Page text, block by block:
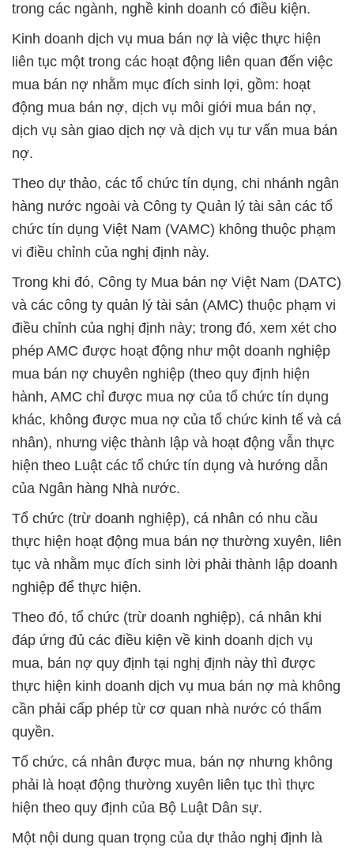
trong các ngành, nghề kinh doanh có điều kiện.
Kinh doanh dịch vụ mua bán nợ là việc thực hiện
liên tục một trong các hoạt động liên quan đến việc
mua bán nợ nhằm mục đích sinh lợi, gồm: hoạt
động mua bán nợ, dịch vụ môi giới mua bán nợ,
dịch vụ sàn giao dịch nợ và dịch vụ tư vấn mua bán
nợ.
Theo dự thảo, các tổ chức tín dụng, chi nhánh ngân
hàng nước ngoài và Công ty Quản lý tài sản các tổ
chức tín dụng Việt Nam (VAMC) không thuộc phạm
vi điều chỉnh của nghị định này.
Trong khi đó, Công ty Mua bán nợ Việt Nam (DATC)
và các công ty quản lý tài sản (AMC) thuộc phạm vi
điều chỉnh của nghị định này; trong đó, xem xét cho
phép AMC được hoạt động như một doanh nghiệp
mua bán nợ chuyên nghiệp (theo quy định hiện
hành, AMC chỉ được mua nợ của tổ chức tín dụng
khác, không được mua nợ của tổ chức kinh tế và cá
nhân), nhưng việc thành lập và hoạt động vẫn thực
hiện theo Luật các tổ chức tín dụng và hướng dẫn
của Ngân hàng Nhà nước.
Tổ chức (trừ doanh nghiệp), cá nhân có nhu cầu
thực hiện hoạt động mua bán nợ thường xuyên, liên
tục và nhằm mục đích sinh lời phải thành lập doanh
nghiệp để thực hiện.
Theo đó, tổ chức (trừ doanh nghiệp), cá nhân khi
đáp ứng đủ các điều kiện về kinh doanh dịch vụ
mua, bán nợ quy định tại nghị định này thì được
thực hiện kinh doanh dịch vụ mua bán nợ mà không
cần phải cấp phép từ cơ quan nhà nước có thẩm
quyền.
Tổ chức, cá nhân được mua, bán nợ nhưng không
phải là hoạt động thường xuyên liên tục thì thực
hiện theo quy định của Bộ Luật Dân sự.
Một nội dung quan trọng của dự thảo nghị định là